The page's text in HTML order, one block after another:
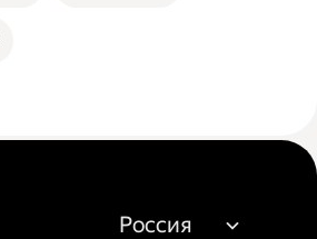
Россия